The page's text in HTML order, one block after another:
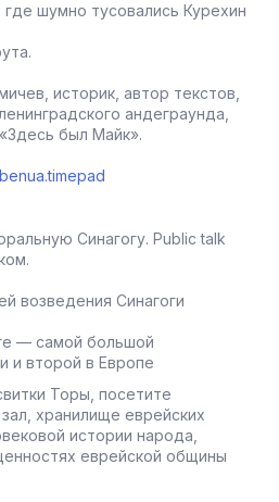
шумно тусовались Курехин
историк, автор текстов,
андеграунда,
был Майк».
benua.timepad
Синагогу. Public talk
возведения Синагоги
— самой большой
и второй в Европе
Торы, посетите
хранилище еврейских
истории народа,
еврейской общины